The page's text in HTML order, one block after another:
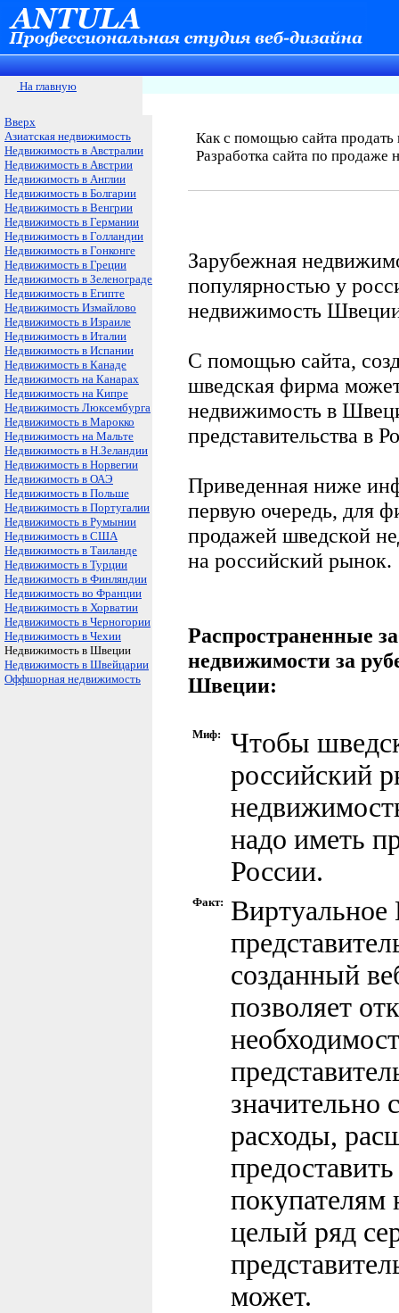
На главную
Вверх
Азиатская недвижимость
Недвижимость в Австралии
Недвижимость в Австрии
Недвижимость в Англии
Недвижимость в Болгарии
Недвижимость в Венгрии
Недвижимость в Германии
Недвижимость в Голландии
Недвижимость в Гонконге
Недвижимость в Греции
Недвижимость в Зеленограде
Недвижимость в Египте
Недвижимость Измайлово
Недвижимость в Израиле
Недвижимость в Италии
Недвижимость в Испании
Недвижимость в Канаде
Недвижимость на Канарах
Недвижимость на Кипре
Недвижимость Люксембурга
Недвижимость в Марокко
Недвижимость на Мальте
Недвижимость в Н.Зеландии
Недвижимость в Норвегии
Недвижимость в ОАЭ
Недвижимость в Польше
Недвижимость в Португалии
Недвижимость в Румынии
Недвижимость в США
Недвижимость в Таиланде
Недвижимость в Турции
Недвижимость в Финляндии
Недвижимость во Франции
Недвижимость в Хорватии
Недвижимость в Черногории
Недвижимость в Чехии
Недвижимость в Швеции
Недвижимость в Швейцарии
Оффшорная недвижимость
Как с помощью сайта
Разработка сайта по
Зарубежная
популярностью у
недвижимость
С помощью сайта,
шведская фирма
недвижимость в
представительства в
Приведенная ниже
первую очередь, для
продажей шведской
на российский рынок.
Распространенные
недвижимости за
Швеции:
Миф:
Чтобы
российский
надо иметь
России.
Факт:
Виртуальное
созданный
позволяет
значительно
расходы,
целый ряд
может.